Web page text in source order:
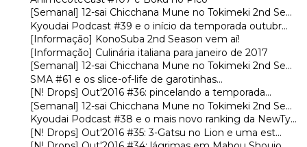
[Semanal] 12-sai Chicchana Mune no Tokimeki 2nd Se...
Kyoudai Podcast #39 e o início da temporada outubr...
[Informação] KonoSuba 2nd Season vem aí!
[Informação] Culinária italiana para janeiro de 2017
[Semanal] 12-sai Chicchana Mune no Tokimeki 2nd Se...
SMA #61 e os slice-of-life de garotinhas...
[N! Drops] Out'2016 #36: pincelando a temporada...
[Semanal] 12-sai Chicchana Mune no Tokimeki 2nd Se...
Kyoudai Podcast #38 e o mais novo ranking da NewTy...
[N! Drops] Out'2016 #35: 3-Gatsu no Lion e uma est...